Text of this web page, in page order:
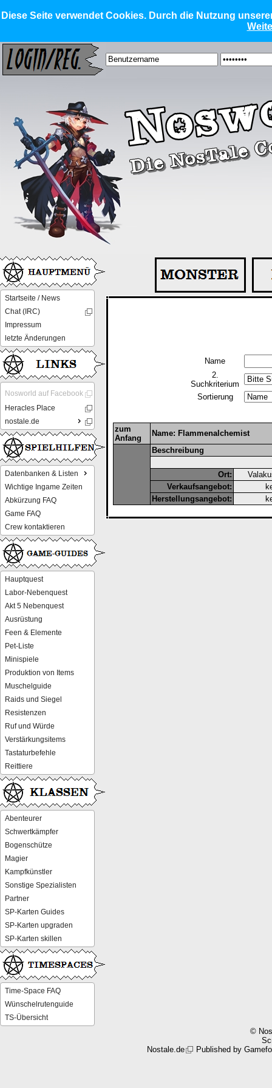
Diese Seite verwendet Cookies. Durch die Nutzung
Startseite / News
Chat (IRC)
Impressum
letzte Änderungen
Nosworld auf Facebook
Heracles Place
nostale.de
Datenbanken & Listen
Wichtige Ingame Zeiten
Abkürzung FAQ
Game FAQ
Crew kontaktieren
Hauptquest
Labor-Nebenquest
Akt 5 Nebenquest
Ausrüstung
Feen & Elemente
Pet-Liste
Minispiele
Produktion von Items
Muschelguide
Raids und Siegel
Resistenzen
Ruf und Würde
Verstärkungsitems
Tastaturbefehle
Reittiere
Abenteurer
Schwertkämpfer
Bogenschütze
Magier
Kampfkünstler
Sonstige Spezialisten
Partner
SP-Karten Guides
SP-Karten upgraden
SP-Karten skillen
Time-Space FAQ
Wünschelrutenguide
TS-Übersicht
Name
2.
Suchkriterium
Sortierung
zum
Anfang
Name: Flammenalchemist
Beschreibung
Ort:
Verkaufsangebot:
Herstellungsangebot:
©
Nostale.de
Published by